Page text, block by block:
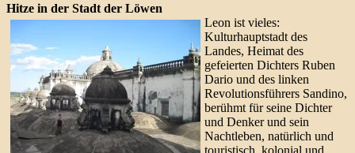
Hitze in der Stadt der Löwen
Leon ist vieles:
Kulturhauptstadt des
Landes, Heimat des
gefeierten Dichters Ruben
Dario und des linken
Revolutionsführers Sandino,
berühmt für seine Dichter
und Denker und sein
Nachtleben, natürlich und
touristisch, kolonial und